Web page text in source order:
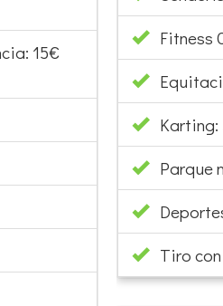
15€
Fitness
Karting:
Parque
Tiro